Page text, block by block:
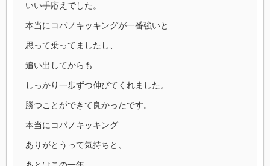
いい手応えでした。
本当にコパノキッキングが一番強いと
思って乗ってましたし、
追い出してからも
しっかり一歩ずつ伸びてくれました。
勝つことができて良かったです。
本当にコパノキッキング
ありがとうって気持ちと、